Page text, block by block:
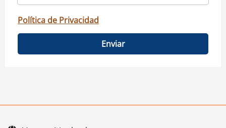
Política de Privacidad
Enviar